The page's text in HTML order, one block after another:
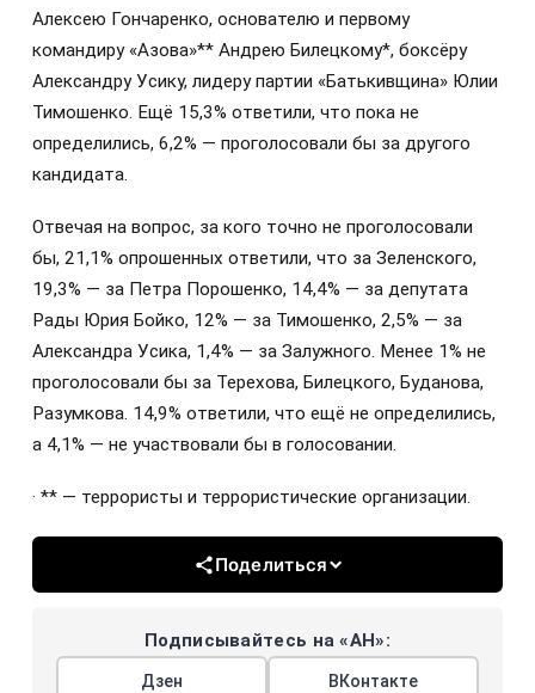
Алексею Гончаренко, основателю и первому
командиру «Азова»** Андрею Билецкому*, боксёру
Александру Усику, лидеру партии «Батькивщина» Юлии
Тимошенко. Ещё 15,3% ответили, что пока не
определились, 6,2% — проголосовали бы за другого
кандидата.
Отвечая на вопрос, за кого точно не проголосовали
бы, 21,1% опрошенных ответили, что за Зеленского,
19,3% — за Петра Порошенко, 14,4% — за депутата
Рады Юрия Бойко, 12% — за Тимошенко, 2,5% — за
Александра Усика, 1,4% — за Залужного. Менее 1% не
проголосовали бы за Терехова, Билецкого, Буданова,
Разумкова. 14,9% ответили, что ещё не определились,
а 4,1% — не участвовали бы в голосовании.
· ** — террористы и террористические организации.
Поделиться
Подписывайтесь на «АН»:
Дзен ВКонтакте